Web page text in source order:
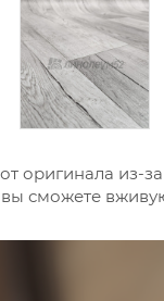
оригинала из-
вы сможете